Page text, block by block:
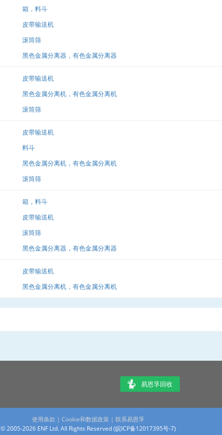
箱，料斗
皮带输送机
滚筒筛
黑色金属分离器，有色金属分离器
皮带输送机
黑色金属分离机，有色金属分离机
滚筒筛
皮带输送机
料斗
黑色金属分离机，有色金属分离机
滚筒筛
箱，料斗
皮带输送机
滚筒筛
黑色金属分离器，有色金属分离器
皮带输送机
黑色金属分离机，有色金属分离机
易恩孚回收
使用条款 | Cookie和数据政策 | 联系易恩孚
© 2005-2026 ENF Ltd. All Rights Reserved (皖ICP备12017395号-7)